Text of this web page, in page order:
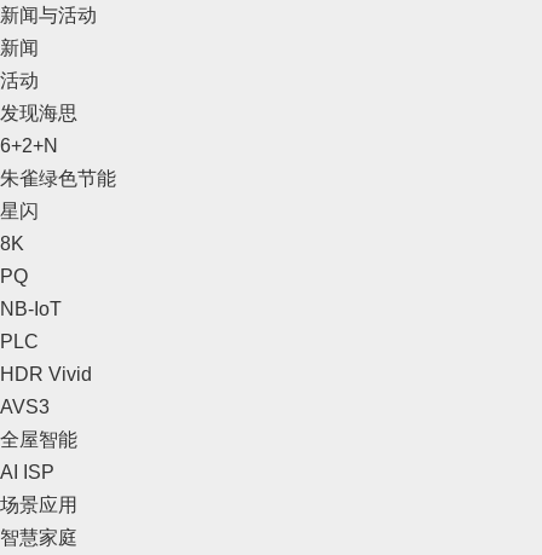
新闻与活动
新闻
活动
发现海思
6+2+N
朱雀绿色节能
星闪
8K
PQ
NB-IoT
PLC
HDR Vivid
AVS3
全屋智能
AI ISP
场景应用
智慧家庭